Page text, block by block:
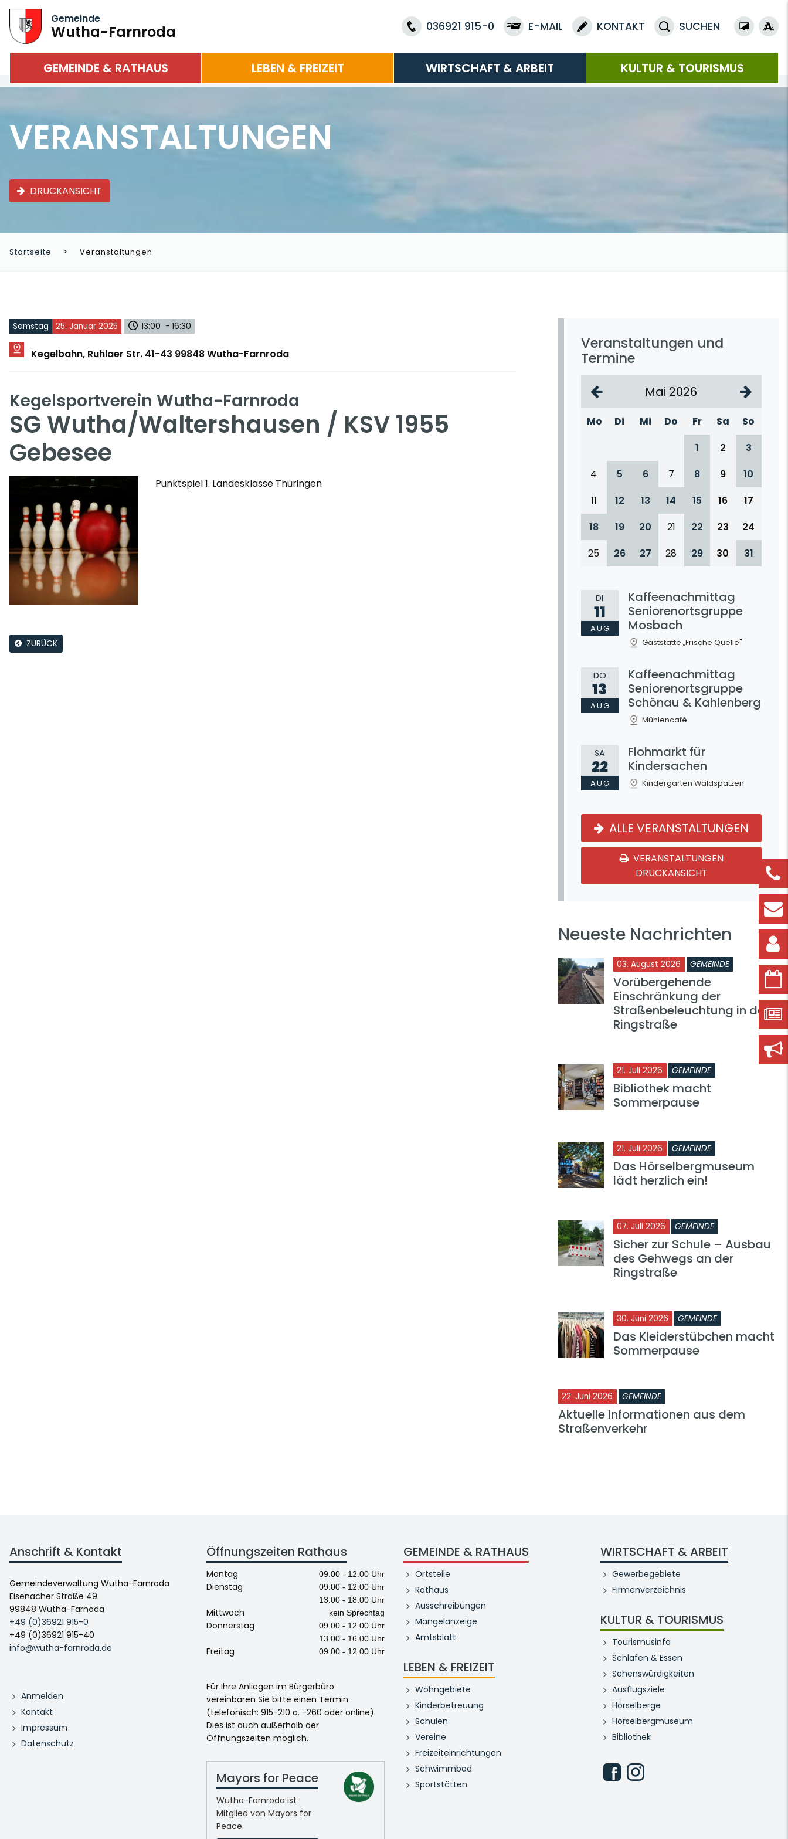
Gemeinde
Wutha-Farnroda 036921 915-0 E-MAIL KONTAKT SUCHEN
GEMEINDE & RATHAUS LEBEN & FREIZEIT WIRTSCHAFT & ARBEIT KULTUR & TOURISMUS
VERANSTALTUNGEN
DRUCKANSICHT
Startseite Veranstaltungen
Samstag 25. Januar 2025 13:00 - 16:30
Kegelbahn, Ruhlaer Str. 41-43 99848 Wutha-Farnroda
Kegelsportverein Wutha-Farnroda
SG Wutha/Waltershausen / KSV 1955
Gebesee
Punktspiel 1. Landesklasse Thüringen
ZURÜCK
Veranstaltungen und
Termine
Mai 2026
Mo Di Mi Do Fr Sa
So
1
2
3
4
5 6 7 8 9
10
11
12 13 14 15 16
17
18
19 20 21 22 23
24
25
26 27 28 29 30 31
DI
11
AUG
Kaffeenachmittag
Seniorenortsgruppe
Mosbach
Gaststätte „Frische Quelle"
DO
13
AUG
Kaffeenachmittag
Seniorenortsgruppe
Schönau & Kahlenberg
Mühlencafé
SA
22
AUG
Flohmarkt für
Kindersachen
Kindergarten Waldspatzen
ALLE VERANSTALTUNGEN
VERANSTALTUNGEN
DRUCKANSICHT
Neueste Nachrichten
03. August 2026 GEMEINDE
Vorübergehende
Einschränkung der
Straßenbeleuchtung in der
Ringstraße
21. Juli 2026 GEMEINDE
Bibliothek macht
Sommerpause
21. Juli 2026 GEMEINDE
Das Hörselbergmuseum
lädt herzlich ein!
07. Juli 2026 GEMEINDE
Sicher zur Schule – Ausbau
des Gehwegs an der
Ringstraße
30. Juni 2026 GEMEINDE
Das Kleiderstübchen macht
Sommerpause
22. Juni 2026 GEMEINDE
Aktuelle Informationen aus dem
Straßenverkehr
Anschrift & Kontakt
Gemeindeverwaltung Wutha-Farnroda
Eisenacher Straße 49
99848 Wutha-Farnoda
+49 (0)36921 915-0
+49 (0)36921 915-40
info@wutha-farnroda.de
Anmelden
Kontakt
Impressum
Datenschutz
Öffnungszeiten Rathaus
Montag 09.00 - 12.00 Uhr
Dienstag
09.00 - 12.00 Uhr
13.00 - 18.00 Uhr
Mittwoch kein Sprechtag
Donnerstag
09.00 - 12.00 Uhr
13.00 - 16.00 Uhr
Freitag 09.00 - 12.00 Uhr
Für Ihre Anliegen im Bürgerbüro
vereinbaren Sie bitte einen Termin
(telefonisch: 915-210 o. -260 oder online).
Dies ist auch außerhalb der
Öffnungszeiten möglich.
Mayors for Peace
Wutha-Farnroda ist
Mitglied von Mayors for
Peace.
GEMEINDE & RATHAUS
Ortsteile
Rathaus
Ausschreibungen
Mängelanzeige
Amtsblatt
LEBEN & FREIZEIT
Wohngebiete
Kinderbetreuung
Schulen
Vereine
Freizeiteinrichtungen
Schwimmbad
Sportstätten
WIRTSCHAFT & ARBEIT
Gewerbegebiete
Firmenverzeichnis
KULTUR & TOURISMUS
Tourismusinfo
Schlafen & Essen
Sehenswürdigkeiten
Ausflugsziele
Hörselberge
Hörselbergmuseum
Bibliothek